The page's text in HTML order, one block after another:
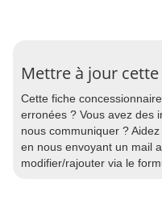
Mettre à jour
Cette fiche
erronées ? Vous avez des
nous communiquer ?
en nous envoyant un mail
modifier/rajouter via le